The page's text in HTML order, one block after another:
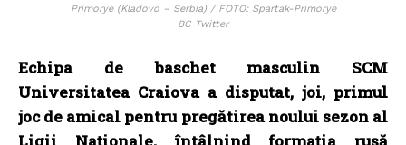
Primorye (Kladovo – Serbia) / FOTO: Spartak-Primorye
BC Twitter
Echipa de baschet masculin SCM
Universitatea Craiova a disputat, joi, primul
joc de amical pentru pregătirea noului sezon al